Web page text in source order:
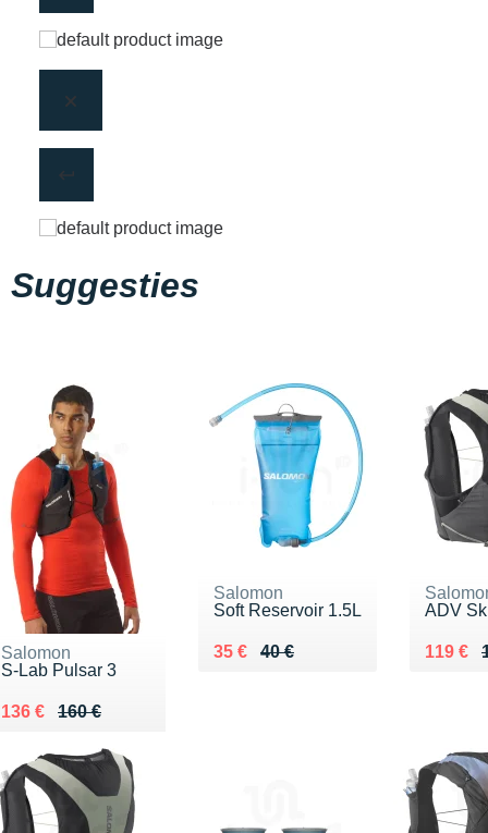
Suggesties
Salomon
S-Lab Pulsar 3
160 €
Au lieu de 160 €
136 €
Vendu 136 €
Salomon
Soft Reservoir 1.5L
40 €
Au lieu de 40 €
35 €
Vendu 35 €
ADV
Au lieu
119 €
Vendu